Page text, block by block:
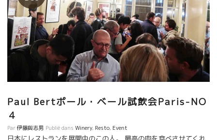
Paul Bertポール・ベール試飲会Paris-NO
４
Par伊藤與志男 Publié dans Winery, Resto, Event